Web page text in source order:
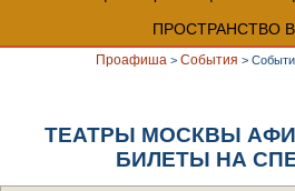
ПРОСТРАНСТВО
Проафиша > События >
ТЕАТРЫ МОСКВЫ
БИЛЕТЫ НА